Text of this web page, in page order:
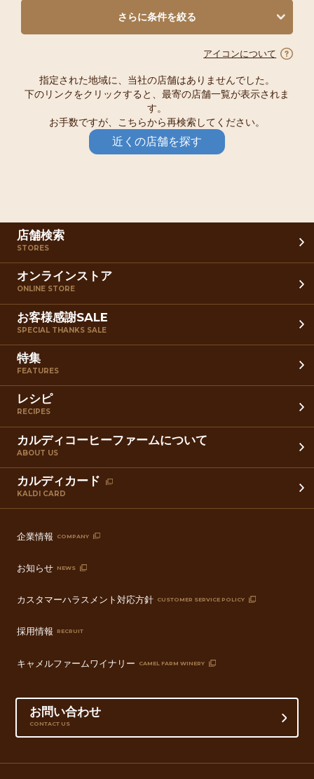
さらに条件を絞る
アイコンについて
指定された地域に、当社の店舗はありませんでした。
下のリンクをクリックすると、最寄の店舗一覧が表示されま
す。
お手数ですが、こちらから再検索してください。
近くの店舗を探す
店舗検索
STORES
オンラインストア
ONLINE STORE
お客様感謝SALE
SPECIAL THANKS SALE
特集
FEATURES
レシピ
RECIPES
カルディコーヒーファームについて
ABOUT US
カルディカード
KALDI CARD
企業情報 COMPANY
お知らせ NEWS
カスタマーハラスメント対応方針 CUSTOMER SERVICE POLICY
採用情報 RECRUIT
キャメルファームワイナリー CAMEL FARM WINERY
お問い合わせ
CONTACT US